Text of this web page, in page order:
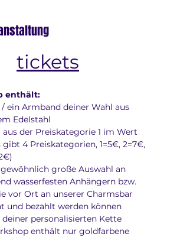
tickets
enthält:
ein Armband deiner Wahl aus
Edelstahl
aus der Preiskategorie 1 im Wert
gibt 4 Preiskategorien, 1=5€, 2=7€,
große Auswahl an
wasserfesten Anhängern bzw.
vor Ort an unserer Charmsbar
und bezahlt werden können
deiner personalisierten Kette
enthält nur goldfarbene